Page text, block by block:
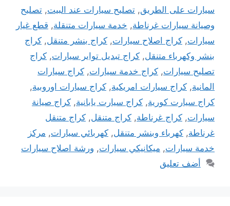
سيارات على الطريق, تصليح سيارات عند البيت, تصليح
وصيانة سيارات غرناطة, خدمة سيارات متنقلة, قطع غيار
سيارات, كراج اصلاح سيارات, كراج بنشر متنقل, كراج
بنشر وكهرباء متنقل, كراج تبديل تواير سيارات, كراج
تصليح سيارات, كراج خدمة سيارات, كراج سيارات
المانية, كراج سيارات امريكية, كراج سيارات اوروبية,
كراج سيارت كورية, كراج سيارت يابانية, كراج صيانة
سيارات, كراج غرناطة, كراج متنقل, كراج متنقل
غرناطة, كهرباء وبنشر متنقل, كهربائي سيارات, مركز
خدمة سيارات, ميكانيكي سيارات, ورشة اصلاح سيارات
أضف تعليق